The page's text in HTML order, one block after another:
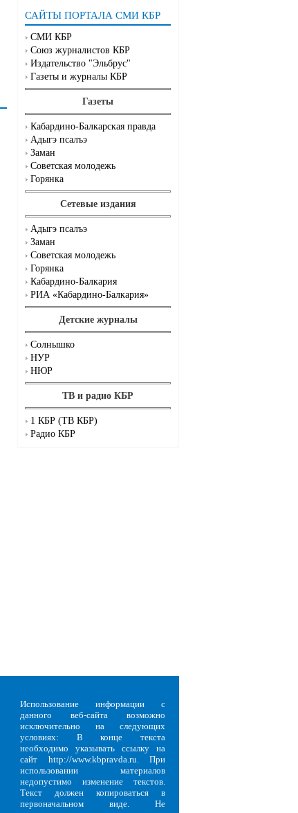
САЙТЫ ПОРТАЛА СМИ КБР
СМИ КБР
Союз журналистов КБР
Издательство "Эльбрус"
Газеты и журналы КБР
Газеты
Кабардино-Балкарская правда
Адыгэ псалъэ
Заман
Советская молодежь
Горянка
Сетевые издания
Адыгэ псалъэ
Заман
Советская молодежь
Горянка
Кабардино-Балкария
РИА «Кабардино-Балкария»
Детские журналы
Солнышко
НУР
НЮР
ТВ и радио КБР
1 КБР (ТВ КБР)
Радио КБР
Использование информации с
данного веб-сайта возможно
исключительно на следующих
условиях: В конце текста
необходимо указывать ссылку на
сайт http://www.kbpravda.ru. При
использовании материалов
недопустимо изменение текстов.
Текст должен копироваться в
первоначальном виде. Не